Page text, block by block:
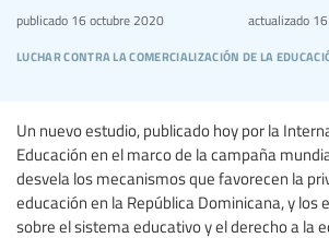
luchar contra la comercialización de la
publicado 16 octubre 2020 actualizado16
Un nuevo estudio, publicado hoy por la
Educación en el marco de la campaña
desvela los mecanismos que favorecen la
educación en la República Dominicana, y los
sobre el sistema educativo y el derecho a la